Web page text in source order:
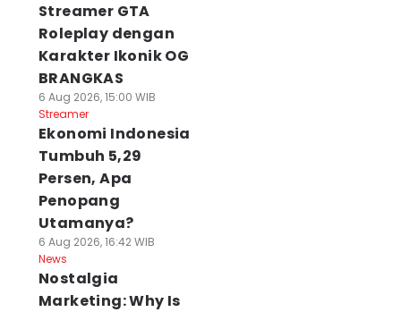
Streamer GTA
Roleplay dengan
Karakter Ikonik OG
BRANGKAS
6 Aug 2026, 15:00 WIB
Streamer
Ekonomi Indonesia
Tumbuh 5,29
Persen, Apa
Penopang
Utamanya?
6 Aug 2026, 16:42 WIB
News
Nostalgia
Marketing: Why Is